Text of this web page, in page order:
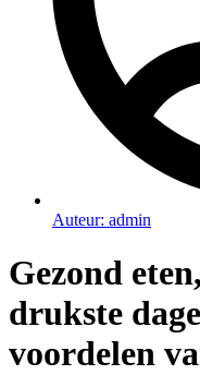
Auteur: admin
Gezond
drukste
voordelen